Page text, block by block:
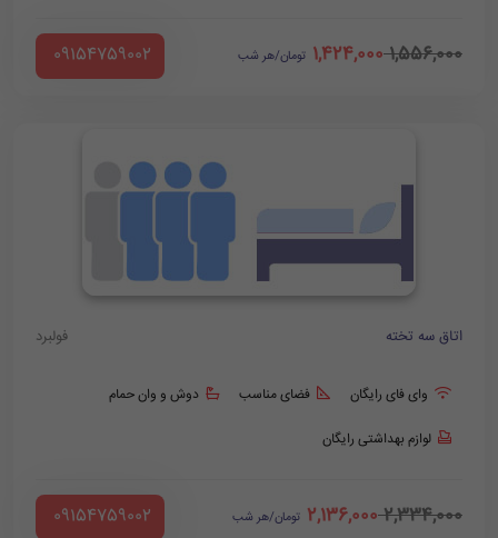
1,556,000
1,424,000 تومان/هر شب ‪ 09154759002
اتاق سه تخته فولبرد
وای فای رایگان فضای مناسب دوش و وان حمام
لوازم بهداشتی رایگان
2,334,000
2,136,000 تومان/هر شب ‪ 09154759002